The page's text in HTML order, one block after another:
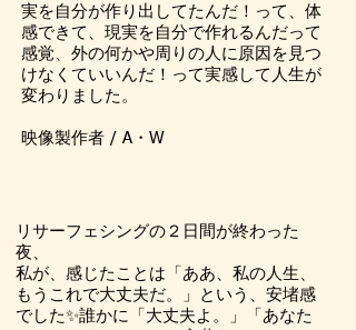
実を自分が作り出してたんだ！って、体
感できて、現実を自分で作れるんだって
感覚、外の何かや周りの人に原因を見つ
けなくていいんだ！って実感して人生が
変わりました。
映像製作者 / A・W
リサーフェシングの２日間が終わった
夜、
私が、感じたことは「ああ、私の人生、
もうこれで大丈夫だ。」という、安堵感
でした✨誰かに「大丈夫よ。」「あなた